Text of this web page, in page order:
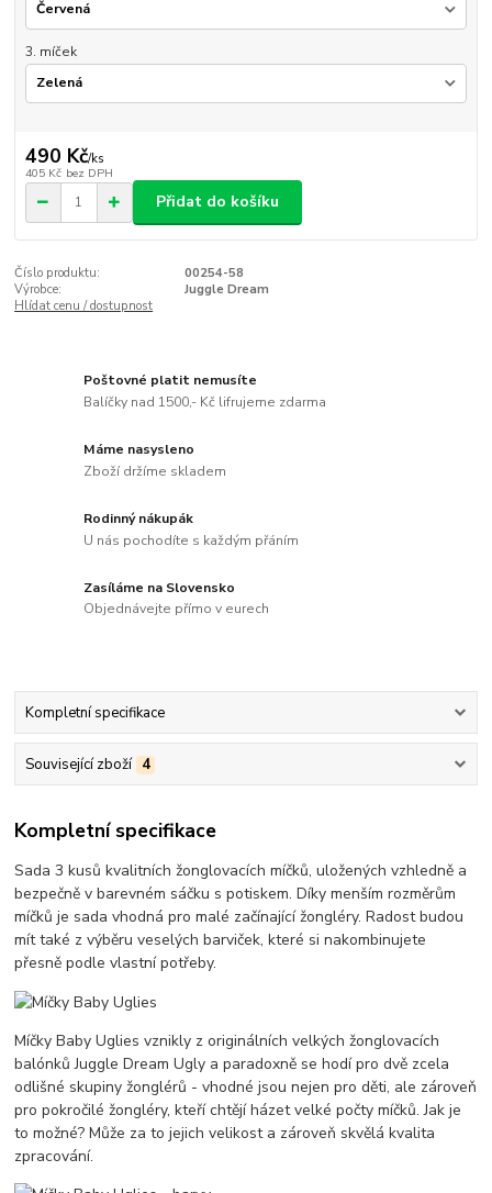
3. míček
490 Kč/ks
405 Kč bez DPH
Přidat do košíku
Číslo produktu:
00254-58
Výrobce:
Juggle Dream
Hlídat cenu / dostupnost
Poštovné platit nemusíte
Balíčky nad 1500,- Kč lifrujeme zdarma
Máme nasysleno
Zboží držíme skladem
Rodinný nákupák
U nás pochodíte s každým přáním
Zasíláme na Slovensko
Objednávejte přímo v eurech
Kompletní specifikace
Související zboží 4
Kompletní specifikace
Sada 3 kusů kvalitních žonglovacích míčků, uložených vzhledně a
bezpečně v barevném sáčku s potiskem. Díky menším rozměrům
míčků je sada vhodná pro malé začínající žongléry. Radost budou
mít také z výběru veselých barviček, které si nakombinujete
přesně podle vlastní potřeby.
Míčky Baby Uglies vznikly z originálních velkých žonglovacích
balónků Juggle Dream Ugly a paradoxně se hodí pro dvě zcela
odlišné skupiny žonglérů - vhodné jsou nejen pro děti, ale zároveň
pro pokročilé žongléry, kteří chtějí házet velké počty míčků. Jak je
to možné? Může za to jejich velikost a zároveň skvělá kvalita
zpracování.